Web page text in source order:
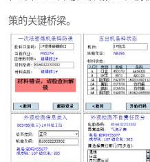
策的关键桥梁。
物流立库控制上位机软件
PDA手持终端WinCE上位
WMS和WCS二合一
串口上位机软件
运动控制上位机软件